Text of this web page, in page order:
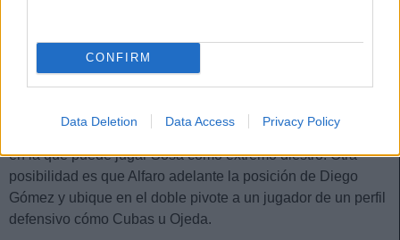
CONFIRM
Data Deletion Data Access Privacy Policy
rocosa pareja de centrales.
El resto del equipo también parece claro y sería una
sorpresa que Diego Gómez, Enciso, Almirón, Bobadilla y
Sanabria no fueran titulares. Sólo hay una posición dudosa,
en la que puede jugar Sosa cómo extremo diestro. Otra
posibilidad es que Alfaro adelante la posición de Diego
Gómez y ubique en el doble pivote a un jugador de un perfil
defensivo cómo Cubas u Ojeda.